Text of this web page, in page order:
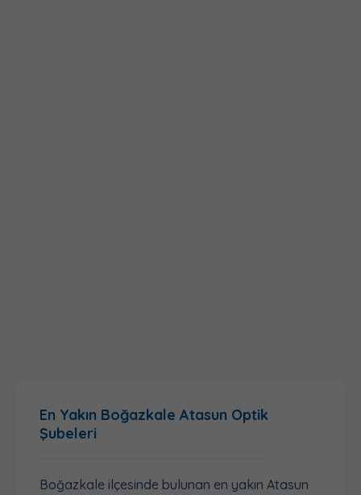
En Yakın Boğazkale Atasun Optik
Şubeleri
Boğazkale ilçesinde bulunan en yakın Atasun